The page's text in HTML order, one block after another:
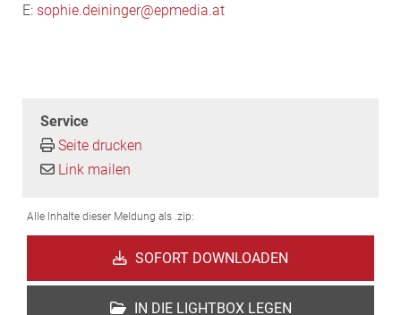
E: sophie.deininger@epmedia.at
Service
Seite drucken
Link mailen
Alle Inhalte dieser Meldung als .zip:
SOFORT DOWNLOADEN
IN DIE LIGHTBOX LEGEN